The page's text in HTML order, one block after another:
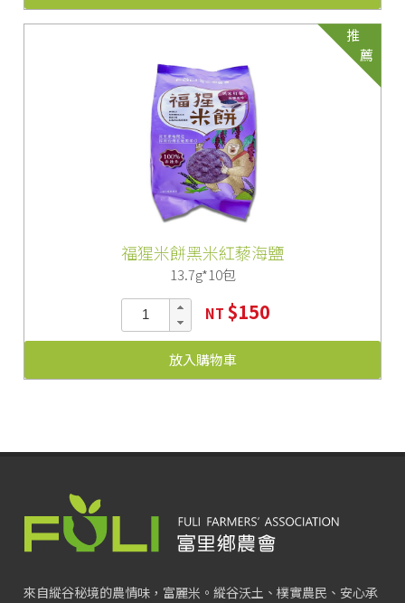
推
薦
福猩米餅黑米紅藜海鹽
13.7g*10包
NT $150
放入購物車
來自縱谷秘境的農情味，富麗米。縱谷沃土、樸實農民、安心承